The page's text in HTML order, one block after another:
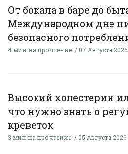
От бокала в баре до
Международном дне
безопасного
4 мин на прочтение 07 Августа 2026
Высокий холестерин
что нужно знать о
креветок
3 мин на прочтение 05 Августа 2026